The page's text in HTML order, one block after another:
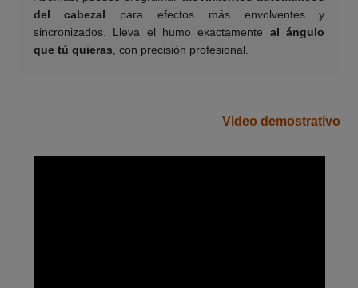
del cabezal para efectos más envolventes y
sincronizados. Lleva el humo exactamente al ángulo
que tú quieras , con precisión profesional.
Video demostrativo